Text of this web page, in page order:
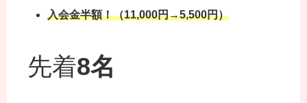
入会金半額！（11,000円→5,500円）
先着8名